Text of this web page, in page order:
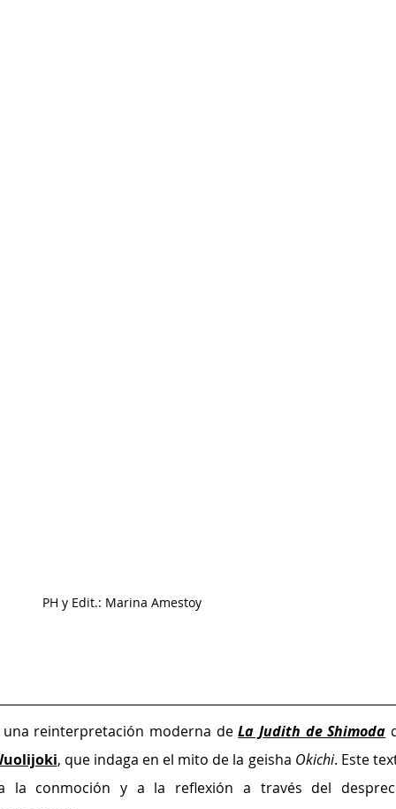
PH y Edit.: Marina Amestoy
una reinterpretación moderna de La Judith de Shimoda
, que indaga en el mito de la geisha Okichi. Este
la conmoción y a la reflexión a través del